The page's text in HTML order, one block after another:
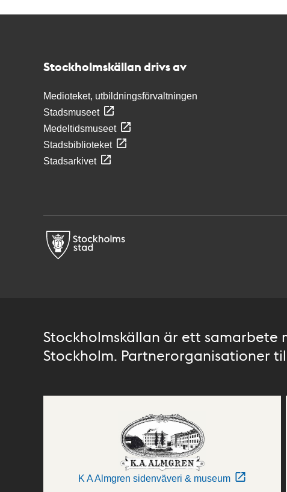
Stockholmskällan drivs av
Medioteket, utbildningsförvaltningen
Stadsmuseet
Medeltidsmuseet
Stadsbiblioteket
Stadsarkivet
Stockholmskällan är ett samarbete
Stockholm. Partnerorganisationer
K A Almgren sidenväveri & museum